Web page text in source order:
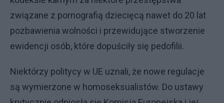
związane z pornografią dziecięcą nawet do 20 lat
pozbawienia wolności i przewidujące stworzenie
ewidencji osób, które dopuściły się pedofilii.
Niektórzy politycy w UE uznali, że nowe regulacje
są wymierzone w homoseksualistów. Do ustawy